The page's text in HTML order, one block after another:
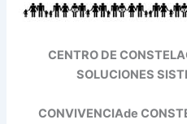
CENTRO DE
SOLUCIONES
CONVIVENCIAde